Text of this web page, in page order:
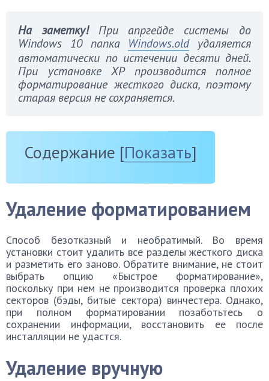
На заметку!При апргейде системы до
Windows 10 папка Windows.oldудаляется
автоматически по истечении десяти дней.
При установке XP производится полное
форматирование жесткого диска, поэтому
старая версия не сохраняется.
Содержание [Показать]
Удаление форматированием
Способ безотказный и необратимый. Во время
установки стоит удалить все разделы жесткого диска
и разметить его заново. Обратите внимание, не стоит
выбрать опцию «Быстрое форматирование»,
поскольку при нем не производится проверка плохих
секторов (бэды, битые сектора) винчестера. Однако,
при полном форматировании позаботьтесь о
сохранении информации, восстановить ее после
инсталляции не удастся.
Удаление вручную